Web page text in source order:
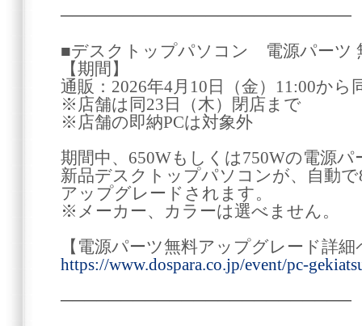
────────────────────────
■デスクトップパソコン 電源パーツ
【期間】
通販：2026年4月10日（金）11:00から
※店舗は同23日（木）閉店まで
※店舗の即納PCは対象外
期間中、650Wもしくは750Wの電源
新品デスクトップパソコンが、自動
アップグレードされます。
※メーカー、カラーは選べません。
【電源パーツ無料アップグレード詳細
https://www.dospara.co.jp/event/pc-
────────────────────────